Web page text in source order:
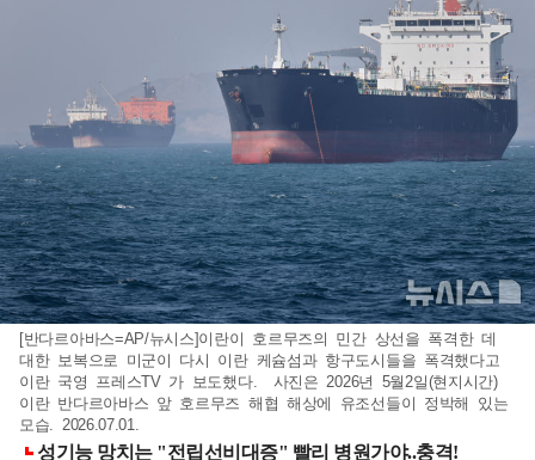
[반다르아바스=AP/뉴시스]이란이 호르무즈의 민간 상선을 폭격한 데
대한 보복으로 미군이 다시 이란 케슘섬과 항구도시들을 폭격했다고
이란 국영 프레스TV 가 보도했다. 사진은 2026년 5월2일(현지시간)
이란 반다르아바스 앞 호르무즈 해협 해상에 유조선들이 정박해 있는
모습. 2026.07.01.